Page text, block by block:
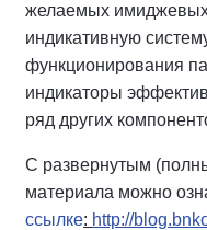
желаемых имиджевых
индикативную
функционирования
индикаторы
ряд других
С развернутым
материала можно
ссылке: http://